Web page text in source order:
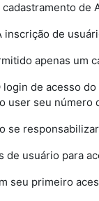
cadastramento
inscrição de
apenas um
login de acesso
user seu número
se
de usuário para
seu primeiro